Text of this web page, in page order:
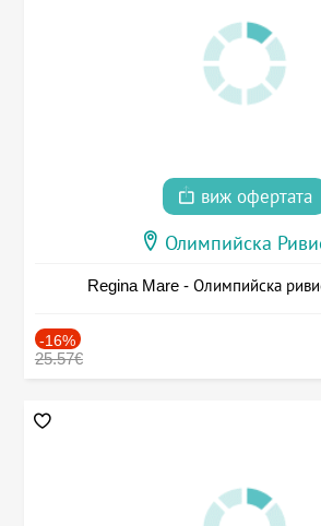
виж офертата
Олимпийска
Regina Mare - Олимпийска
-16%
25.57€